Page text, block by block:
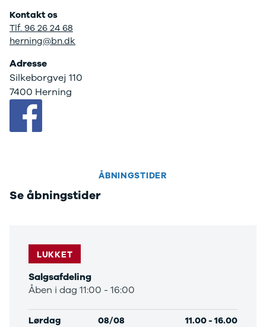
EC40
Anmeldelser
Privatleasing
EX60
Modeller
Anmeldelser
Privatleasing
Tilbud
ES90
EX90
XC-90
Anmeldelser
Privatleasing
Tilbud
INSTER
Lodgy
Jogger
DS
Se alle DS
3 Crossback
Kontakt os
Tlf. 96 26 24 68
herning@bn.dk
Adresse
Silkeborgvej 110
7400 Herning
ÅBNINGSTIDER
Se åbningstider
Salgsafdeling
Åben i dag 11:00 - 16:00
LUKKET
Lørdag 08/08 11.00- 16.00